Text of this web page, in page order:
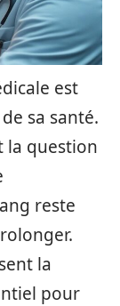
est
sa santé.
la question
reste
la
pour